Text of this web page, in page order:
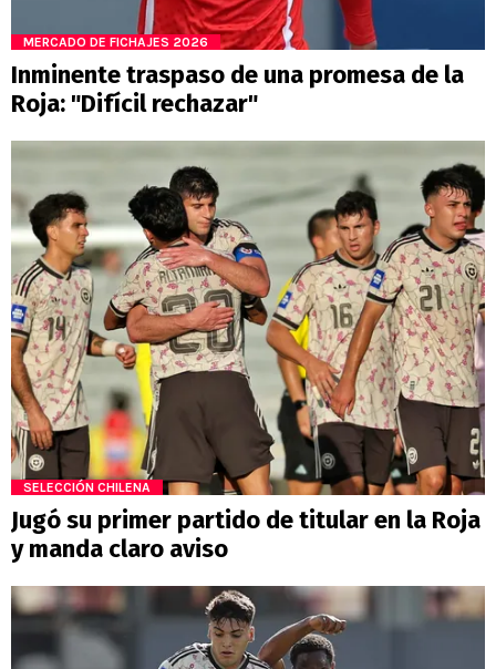
MERCADO DE FICHAJES 2026
Inminente traspaso de una promesa de la
Roja: "Difícil rechazar"
SELECCIÓN CHILENA
Jugó su primer partido de titular en la Roja
y manda claro aviso